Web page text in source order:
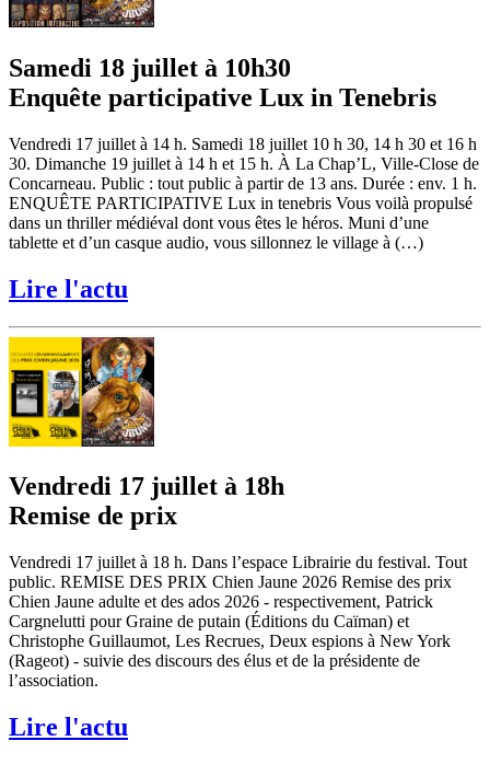
Samedi 18 juillet à 10h30
Enquête participative Lux in Tenebris
Vendredi 17 juillet à 14 h. Samedi 18 juillet 10 h 30, 14 h 30 et 16 h
30. Dimanche 19 juillet à 14 h et 15 h. À La Chap’L, Ville-Close de
Concarneau. Public : tout public à partir de 13 ans. Durée : env. 1 h.
ENQUÊTE PARTICIPATIVE Lux in tenebris Vous voilà propulsé
dans un thriller médiéval dont vous êtes le héros. Muni d’une
tablette et d’un casque audio, vous sillonnez le village à (…)
Lire l'actu
Vendredi 17 juillet à 18h
Remise de prix
Vendredi 17 juillet à 18 h. Dans l’espace Librairie du festival. Tout
public. REMISE DES PRIX Chien Jaune 2026 Remise des prix
Chien Jaune adulte et des ados 2026 - respectivement, Patrick
Cargnelutti pour Graine de putain (Éditions du Caïman) et
Christophe Guillaumot, Les Recrues, Deux espions à New York
(Rageot) - suivie des discours des élus et de la présidente de
l’association.
Lire l'actu